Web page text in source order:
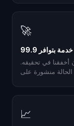
🚀
أخفقنا في تحقيقه.
📈